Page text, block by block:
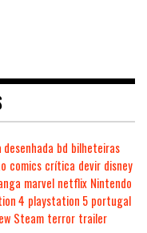
desenhada bd bilheteiras
comics crítica devir disney
marvel netflix Nintendo
4 playstation 5 portugal
Steam terror trailer